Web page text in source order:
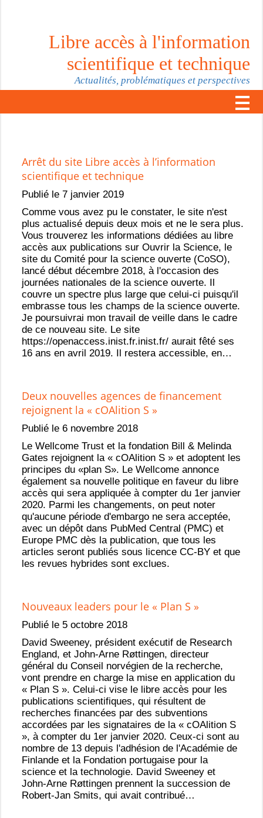
Libre accès à l'information
scientifique et technique
Actualités, problématiques et perspectives
Arrêt du site Libre accès à l’information
scientifique et technique
Publié le 7 janvier 2019
Comme vous avez pu le constater, le site n'est
plus actualisé depuis deux mois et ne le sera plus.
Vous trouverez les informations dédiées au libre
accès aux publications sur Ouvrir la Science, le
site du Comité pour la science ouverte (CoSO),
lancé début décembre 2018, à l'occasion des
journées nationales de la science ouverte. Il
couvre un spectre plus large que celui-ci puisqu'il
embrasse tous les champs de la science ouverte.
Je poursuivrai mon travail de veille dans le cadre
de ce nouveau site. Le site
https://openaccess.inist.fr.inist.fr/ aurait fêté ses
16 ans en avril 2019. Il restera accessible, en…
Deux nouvelles agences de financement
rejoignent la « cOAlition S »
Publié le 6 novembre 2018
Le Wellcome Trust et la fondation Bill & Melinda
Gates rejoignent la « cOAlition S » et adoptent les
principes du «plan S». Le Wellcome annonce
également sa nouvelle politique en faveur du libre
accès qui sera appliquée à compter du 1er janvier
2020. Parmi les changements, on peut noter
qu'aucune période d'embargo ne sera acceptée,
avec un dépôt dans PubMed Central (PMC) et
Europe PMC dès la publication, que tous les
articles seront publiés sous licence CC-BY et que
les revues hybrides sont exclues.
Nouveaux leaders pour le « Plan S »
Publié le 5 octobre 2018
David Sweeney, président exécutif de Research
England, et John-Arne Røttingen, directeur
général du Conseil norvégien de la recherche,
vont prendre en charge la mise en application du
« Plan S ». Celui-ci vise le libre accès pour les
publications scientifiques, qui résultent de
recherches financées par des subventions
accordées par les signataires de la « cOAlition S
», à compter du 1er janvier 2020. Ceux-ci sont au
nombre de 13 depuis l'adhésion de l'Académie de
Finlande et la Fondation portugaise pour la
science et la technologie. David Sweeney et
John-Arne Røttingen prennent la succession de
Robert-Jan Smits, qui avait contribué…